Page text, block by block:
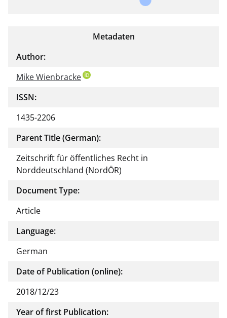
Metadaten
Author:
Mike Wienbracke
ISSN:
1435-2206
Parent Title (German):
Zeitschrift für öffentliches Recht in
Norddeutschland (NordÖR)
Document Type:
Article
Language:
German
Date of Publication (online):
2018/12/23
Year of first Publication: